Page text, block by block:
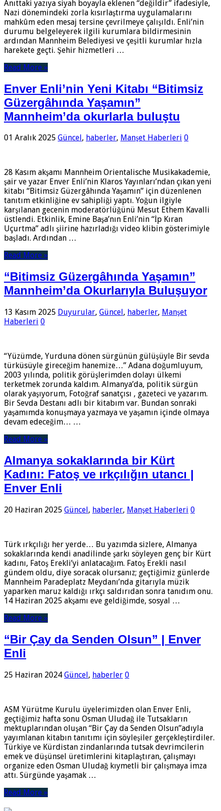
Anıttaki yazıya siyah boyayla eklenen “değildir” ifadesiyle,
Nazi dönemindeki zorla kısırlaştırma uygulamalarını
mahkûm eden mesaj tersine çevrilmeye çalışıldı. Enli’nin
durumu belgeleyerek ilgili kurumlara bildirmesinin
ardından Mannheim Belediyesi ve çeşitli kurumlar hızla
harekete geçti. Şehir hizmetleri …
Read More »
Enver Enli’nin Yeni Kitabı “Bitimsiz
Güzergâhında Yaşamın”
Mannheim’da okurlarla buluştu
01 Aralık 2025 Güncel , haberler, Manşet Haberleri 0
28 Kasım akşamı Mannheim Orientalische Musikakademie,
şair ve yazar Enver Enli’nin Klaros Yayınları’ndan çıkan yeni
kitabı “Bitimsiz Güzergâhında Yaşamın” için düzenlenen
tanıtım etkinliğine ev sahipliği yaptı. Yoğun ilgiyle
karşılanan gecenin moderatörlüğünü Mesut Ethem Kavalli
üstlendi. Etkinlik, Emine Başa’nın Enli’nin “İp Kıran
Uçurtma” adlı şiirine hazırladığı video klibin gösterimiyle
başladı. Ardından …
Read More »
“Bitimsiz Güzergâhında Yaşamın”
Mannheim’da Okurlarıyla Buluşuyor
13 Kasım 2025 Duyurular, Güncel , haberler, Manşet
Haberleri 0
“Yüzümde, Yurduna dönen sürgünün gülüşüyle Bir sevda
türküsüyle gireceğim hanemize…” Adana doğumluyum,
2003 yılında, politik görüşlerimden dolayı ülkemi
terketmek zorunda kaldım. Almanya’da, politik sürgün
olarak yaşıyorum, Fotoğraf sanatçısı , gazeteci ve yazarım.
Bir Sevda Destanı adlı bir kitabım var. Bundan sonraki
yaşamımda konuşmaya yazmaya ve yaşamın içinde olmaya
devam edeceğim… …
Read More »
Almanya sokaklarında bir Kürt
Kadını: Fatoş ve ırkçılığın utancı |
Enver Enli
20 Haziran 2025 Güncel, haberler, Manşet Haberleri 0
Türk ırkçılığı her yerde… Bu yazımda sizlere, Almanya
sokaklarında kendi anadilinde şarkı söyleyen genç bir Kürt
kadını, Fatoş Erekli’yi anlatacağım. Fatoş Erekli nasıl
gündem oldu, diye soracak olursanız; geçtiğimiz günlerde
Mannheim Paradeplatz Meydanı’nda gitarıyla müzik
yaparken maruz kaldığı ırkçı saldırıdan sonra tanıdım onu.
14 Haziran 2025 akşamı eve geldiğimde, sosyal …
Read More »
“Bir Çay da Senden Olsun” | Enver
Enli
25 Haziran 2024 Güncel, haberler 0
ASM Yürütme Kurulu üyelerimizden olan Enver Enli,
geçtiğimiz hafta sonu Osman Uludağ ile Tutsakların
mektuplarından oluşan “Bir Çay da Senden Olsun”adıyla
yayımlanan kitabın tanıtımı için söyleşiler gerçekleştirdiler.
Türkiye ve Kürdistan zindanlarında tutsak devrimcilerin
emek ve düşünsel üretimlerini kitaplaştıran, çalışmayı
organize eden Osman Uludağ kıymetli bir çalışmaya imza
attı. Sürgünde yaşamak …
Read More »